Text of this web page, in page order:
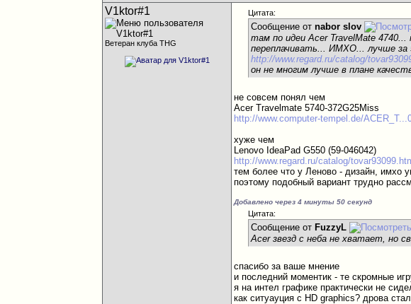
V1ktor#1
Ветеран клуба THG
Цитата:
Сообщение отnabor slov
там по идеи Acer TravelMate
переплачивать... ИМХО... лучше за
http://www.regard.ru/catalog/
он не многим лучше в плане
не совсем понял чем
Acer Travelmate 5740-372G25Miss
http://www.computer-tempel.de/
хуже чем
Lenovo IdeaPad G550 (59-046042)
http://www.regard.ru/catalog/
тем более что у Леново - дизайн, имхо
поэтому подобный вариант трудно
Добавлено через 4 минуты 50 секунд
Цитата:
Сообщение от FuzzyL
Acer звезд с неба не хватает, но
спасибо за ваше мнение
и последний моментик - те скромные
я на интел графике практически не
как ситуауция с HD graphics? дрова